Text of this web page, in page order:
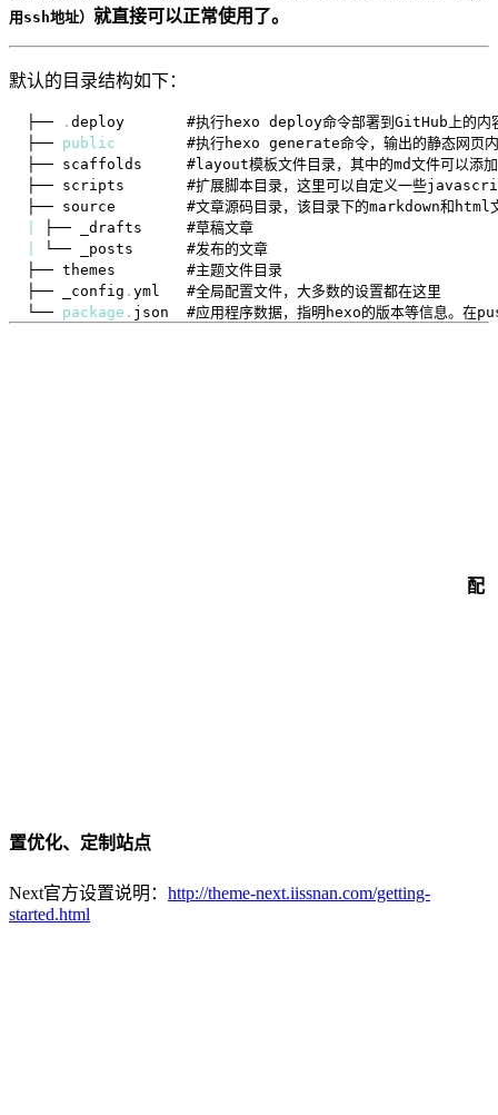
用ssh地址） 就直接可以正常使用了。
默认的目录结构如下：
├── . deploy
├── public
├── source        #文章源码目录，该目录下的markdown和html文
├── _config . yml
└── package . json
#应用程序数据，指明hexo的版本等信息。在
配
置优化、定制站点
Next官方设置说明： http://theme-next.iissnan.com/getting-
started.html